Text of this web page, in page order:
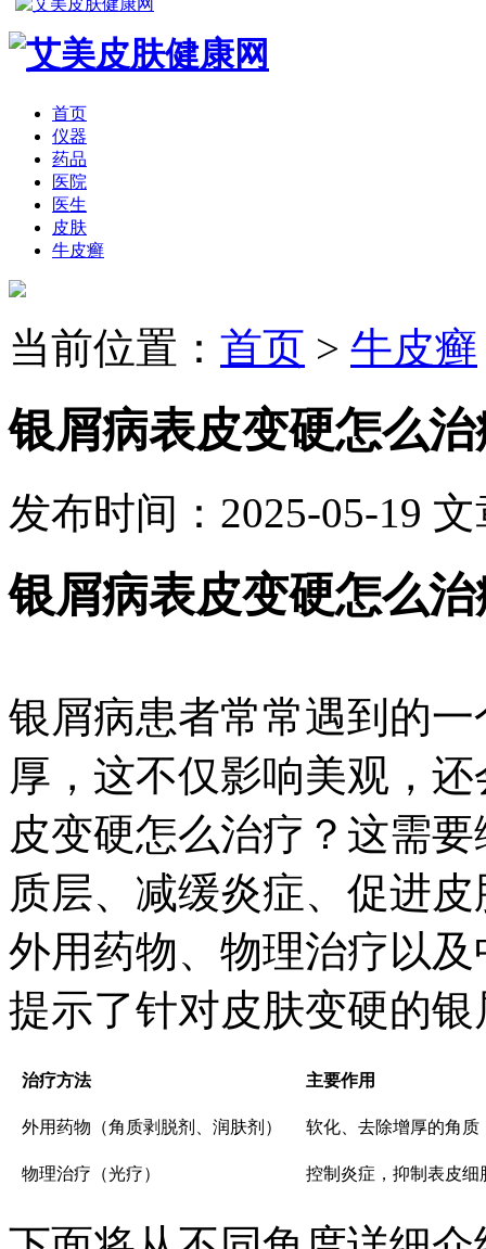
首页
仪器
药品
医院
医生
皮肤
牛皮癣
当前位置： 首页 > 牛皮癣
银屑病表皮变硬怎么治
发布时间：2025-05-19 文
银屑病表皮变硬怎么治
银屑病患者常常遇到的
厚，这不仅影响美观，
皮变硬怎么治疗？这需
质层、减缓炎症、促进
外用药物、物理治疗以
提示了针对皮肤变硬的
治疗方法 主要作用
外用药物（角质剥脱剂、润肤剂） 软化、去除增厚的角质
物理治疗（光疗） 控制炎症，抑制表皮细